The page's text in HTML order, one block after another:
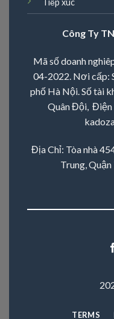
Công Ty
Mã số doanh
04-2022. Nơi cấp:
phố Hà Nội. Số tài
Quân Đội, Điện
Địa Chỉ: Tòa nhà
Trung, Quận
TERMS